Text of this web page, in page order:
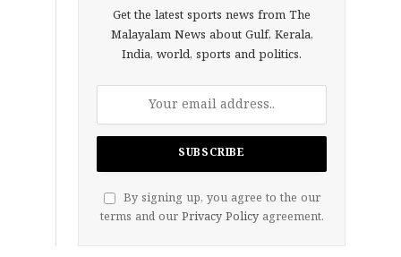
Get the latest sports news from The
Malayalam News about Gulf, Kerala,
India, world, sports and politics.
By signing up, you agree to the our
terms and our Privacy Policyagreement.